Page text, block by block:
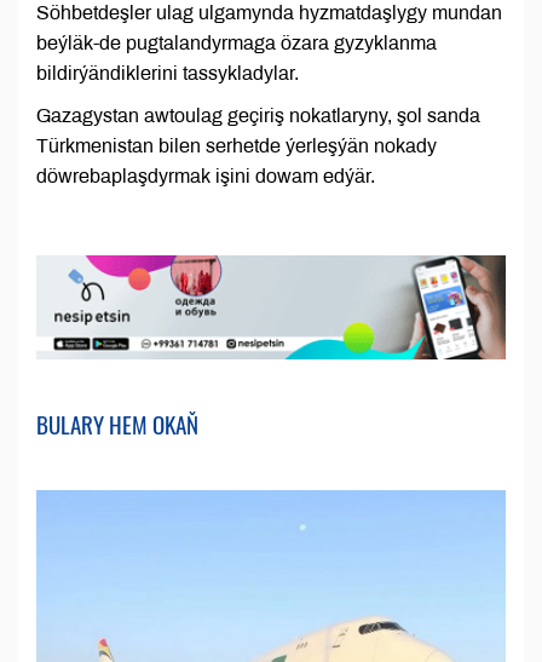
Söhbetdeşler ulag ulgamynda hyzmatdaşlygy mundan
beýläk-de pugtalandyrmaga özara gyzyklanma
bildirýändiklerini tassykladylar.
Gazagystan awtoulag geçiriş nokatlaryny, şol sanda
Türkmenistan bilen serhetde ýerleşýän nokady
döwrebaplaşdyrmak işini dowam edýär.
BULARY HEM OKAŇ